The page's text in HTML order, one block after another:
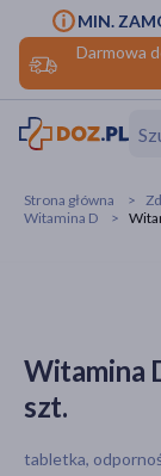
Darmowa
MIN.
Hit
Strona główna
Witamina D
Witamina
szt.
tabletka,